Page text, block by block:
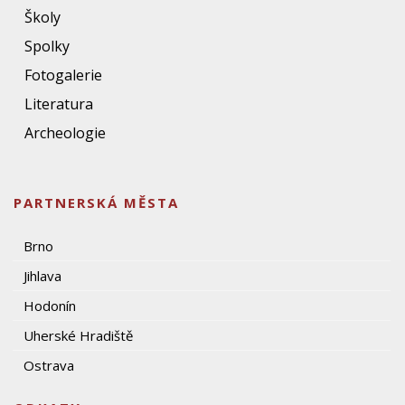
Školy
Spolky
Fotogalerie
Literatura
Archeologie
PARTNERSKÁ MĚSTA
Brno
Jihlava
Hodonín
Uherské Hradiště
Ostrava